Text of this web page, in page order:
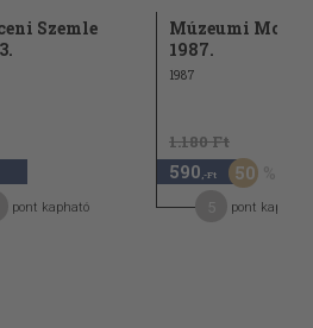
Szemle
pont kapható
Múzeumi
1987.
1987
1.180 Ft
590 ,-Ft 50
pont kapható